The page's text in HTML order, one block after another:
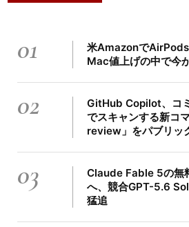
01
米AmazonでAirPods
Mac値上げの中で今
02
GitHub Copilot、コ
でスキャンする新コ
review」をパブリッ
03
Claude Fable 5の無
へ、競合GPT-5.6
猛追